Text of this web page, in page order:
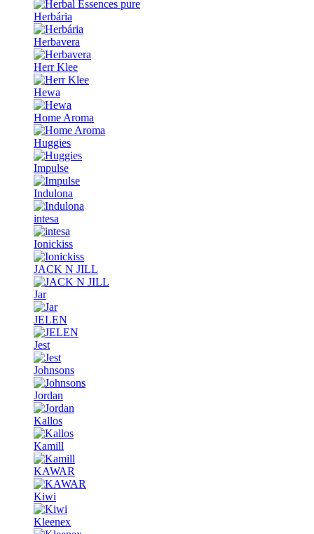
Herbária
Herbavera
Herr Klee
Hewa
Home Aroma
Huggies
Impulse
Indulona
intesa
Ionickiss
JACK N JILL
Jar
JELEN
Jest
Johnsons
Jordan
Kallos
Kamill
KAWAR
Kiwi
Kleenex